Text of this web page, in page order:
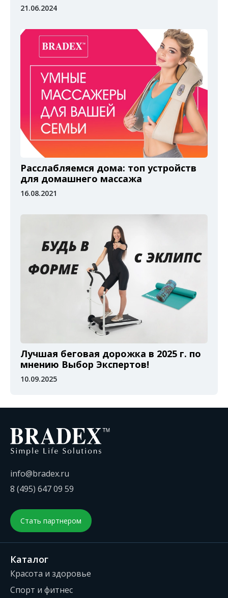
21.06.2024
Расслабляемся дома: топ устройств
для домашнего массажа
16.08.2021
Лучшая беговая дорожка в 2025 г. по
мнению Выбор Экспертов!
10.09.2025
info@bradex.ru
8 (495) 647 09 59
Стать партнером
Каталог
Красота и здоровье
Спорт и фитнес